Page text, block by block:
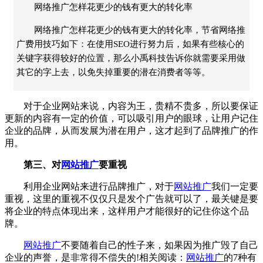
网络推广怎样花更少的钱有更大的转化率
网络推广怎样花更少的钱有更大的转化率，节省网络推
广费用技巧如下：在使用SEO进行努力后，如果有些核心的
关键字获得较好的位置，那么小禹科技告诉你就需要采用做
其它的字上去，以免失掉重要的潜在消费者等等。
对于企业网站来说，内容为王，贵精不贵多，所以要保证
更新的内容有一定的价值，可以吸引用户的眼球，让用户记住
企业的品牌，从而发展为潜在用户，这才起到了品牌推广的作
用。
第三、对网站推广要重视
利用企业网站来进行品牌推广，对于网站推广我们一定要
重视，这里的重视不仅仅只是发个广告就可以了，最关键是要
将企业的特点体现出来，这样用户才能很好的记住你这个品
牌。
网站推广不要随着自己的性子来，如果因为推广毁了自己
企业的声誉，是非常得不偿失的!相关阅读： 网站推广的7种有